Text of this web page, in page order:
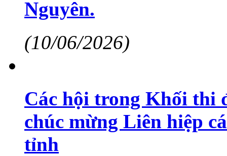
Nguyên.
(10/06/2026)
Các hội trong Khối thi
chúc mừng Liên hiệp
tỉnh